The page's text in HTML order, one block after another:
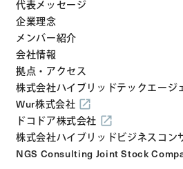
代表メッセージ
企業理念
メンバー紹介
会社情報
拠点・アクセス
株式会社ハイブリッドテックエージ
Wur株式会社
ドコドア株式会社
株式会社ハイブリッドビジネスコン
NGS Consulting Joint Stock